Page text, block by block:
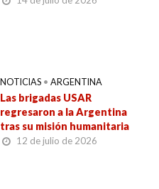
NOTICIAS • ARGENTINA
Las brigadas USAR
regresaron a la Argentina
tras su misión humanitaria
12 de julio de 2026